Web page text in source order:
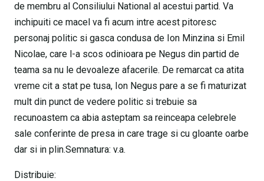
de membru al Consiliului National al acestui partid. Va
inchipuiti ce macel va fi acum intre acest pitoresc
personaj politic si gasca condusa de Ion Minzina si Emil
Nicolae, care l-a scos odinioara pe Negus din partid de
teama sa nu le devoaleze afacerile. De remarcat ca atita
vreme cit a stat pe tusa, Ion Negus pare a se fi maturizat
mult din punct de vedere politic si trebuie sa
recunoastem ca abia asteptam sa reinceapa celebrele
sale conferinte de presa in care trage si cu gloante oarbe
dar si in plin.Semnatura: v.a.
Distribuie: